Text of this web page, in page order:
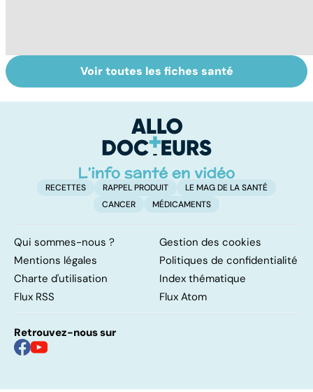
Tout savoir sur
les infections
Inflammation des
amygdales : que
d'angine ?
Voir toutes les fiches santé
RECETTES RAPPEL PRODUIT
LE MAG DE LA SANTÉ
CANCER
MÉDICAMENTS
Qui sommes-nous ?
Gestion des cookies
Mentions légales
Politiques de confidentialité
Charte d'utilisation
Index thématique
Flux RSS
Flux Atom
Retrouvez-nous sur